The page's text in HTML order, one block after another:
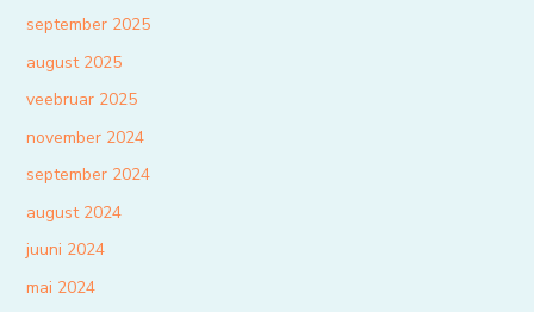
september 2025
august 2025
veebruar 2025
november 2024
september 2024
august 2024
juuni 2024
mai 2024